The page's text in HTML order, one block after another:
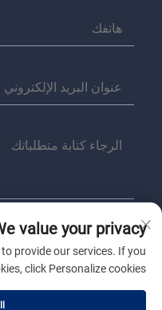
إرسال
value your privacy
provide our services. If you
click Personalize cookies.